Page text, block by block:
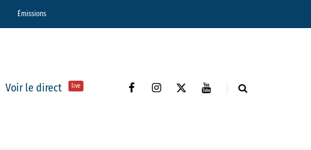
Émissions
Voir le direct live